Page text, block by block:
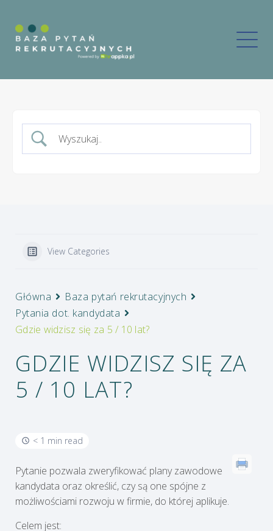
View Categories
Główna
Baza pytań rekrutacyjnych
Pytania dot. kandydata
Gdzie widzisz się za 5 / 10 lat?
GDZIE WIDZISZ SIĘ ZA
5 / 10 LAT?
< 1 min read
Pytanie pozwala zweryfikować plany zawodowe
kandydata oraz określić, czy są one spójne z
możliwościami rozwoju w firmie, do której aplikuje.
Celem jest: